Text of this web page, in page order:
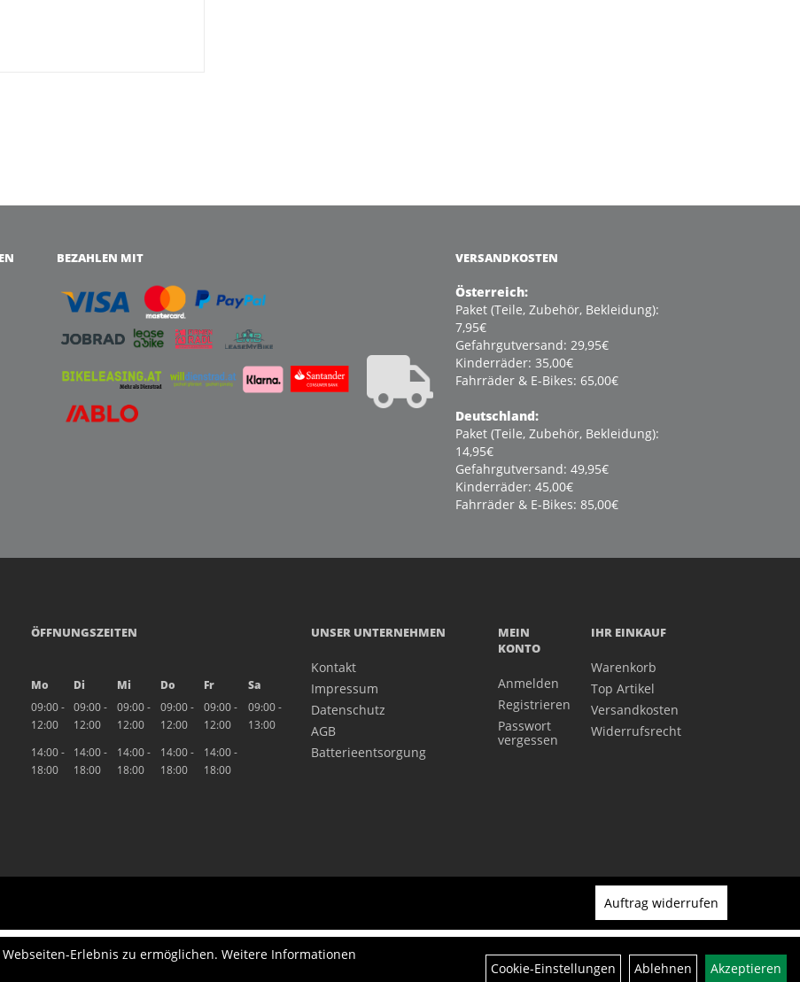
BEZAHLEN MIT VERSANDKOSTEN
Österreich:
Paket (Teile, Zubehör, Bekleidung):
7,95€
Gefahrgutversand: 29,95€
Kinderräder: 35,00€
Fahrräder & E-Bikes: 65,00€
Deutschland:
Paket (Teile, Zubehör, Bekleidung):
14,95€
Gefahrgutversand: 49,95€
Kinderräder: 45,00€
Fahrräder & E-Bikes: 85,00€
ÖFFNUNGSZEITEN
Mo Di Mi Do Fr
Sa
09:00 -
12:00
09:00 -
12:00
09:00 -
12:00
09:00 -
12:00
09:00 -
12:00
09:00 -
13:00
14:00 -
18:00
14:00 -
18:00
14:00 -
18:00
14:00 -
18:00
14:00 -
18:00
UNSER UNTERNEHMEN
Kontakt
Impressum
Datenschutz
AGB
Batterieentsorgung
MEIN
KONTO
Anmelden
Registrieren
Passwort
vergessen
IHR EINKAUF
Warenkorb
Top Artikel
Versandkosten
Widerrufsrecht
Erlebnis zu ermöglichen. Weitere Informationen
Cookie-Einstellungen Ablehnen Akzeptieren
Auftrag widerrufen